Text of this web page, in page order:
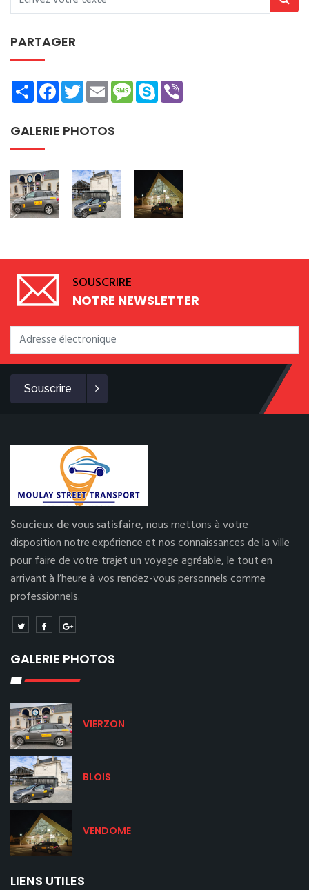
PARTAGER
ShareFacebookTwitterEmailMessage
Skype
GALERIE PHOTOS
SOUSCRIRE
NOTRE NEWSLETTER
Souscrire
Soucieux de vous satisfaire,nous mettons à votre
disposition notre expérience et nos connaissances de la ville
pour faire de votre trajet un voyage agréable, le tout en
arrivant à l’heure à vos rendez-vous personnels comme
professionnels.
GALERIE PHOTOS
VIERZON
BLOIS
VENDOME
LIENS UTILES